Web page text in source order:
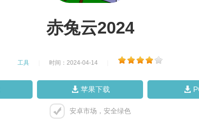
赤兔云2024
工具 时间：2024-04-14
苹果下载
安卓市场，安全绿色